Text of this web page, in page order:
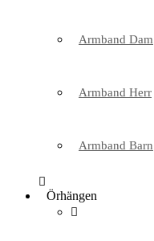
Armband Dam
Armband Herr
Armband Barn
Örhängen